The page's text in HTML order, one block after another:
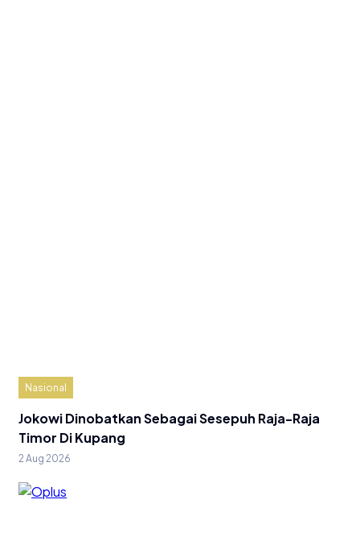
Nasional
Jokowi Dinobatkan Sebagai Sesepuh Raja-Raja
Timor Di Kupang
2 Aug 2026